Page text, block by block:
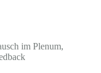
im Plenum,